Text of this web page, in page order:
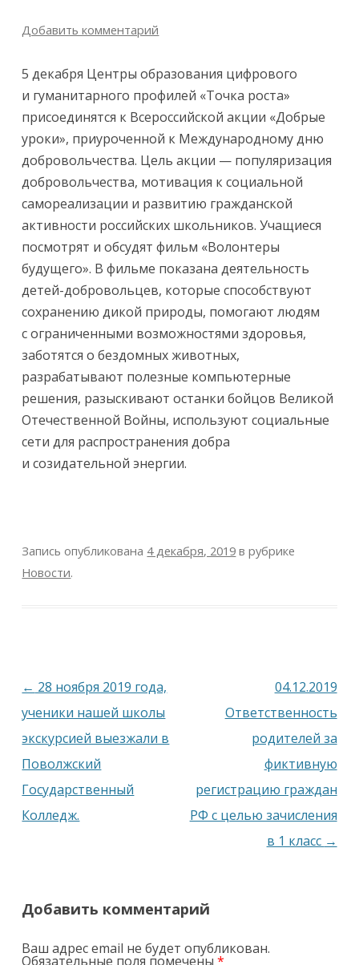
Добавить комментарий
5 декабря Центры образования цифрового
и гуманитарного профилей «Точка роста»
присоединятся к Всероссийской акции «Добрые
уроки», приуроченной к Международному дню
добровольчества. Цель акции — популяризация
добровольчества, мотивация к социальной
самореализации и развитию гражданской
активности российских школьников. Учащиеся
посмотрят и обсудят фильм «Волонтеры
будущего». В фильме показана деятельность
детей-добровольцев, которые способствуют
сохранению дикой природы, помогают людям
с ограниченными возможностями здоровья,
заботятся о бездомных животных,
разрабатывают полезные компьютерные
решения, разыскивают останки бойцов Великой
Отечественной Войны, используют социальные
сети для распространения добра
и созидательной энергии.
Запись опубликована 4 декабря, 2019 в рубрике
Новости.
Навигация
по
записям
← 28 ноября 2019 года,
ученики нашей школы
экскурсией выезжали в
Поволжский
Государственный
Колледж.
04.12.2019
Ответственность
родителей за
фиктивную
регистрацию граждан
РФ с целью зачисления
в 1 класс →
Добавить комментарий
Ваш адрес email не будет опубликован.
Обязательные поля помечены*